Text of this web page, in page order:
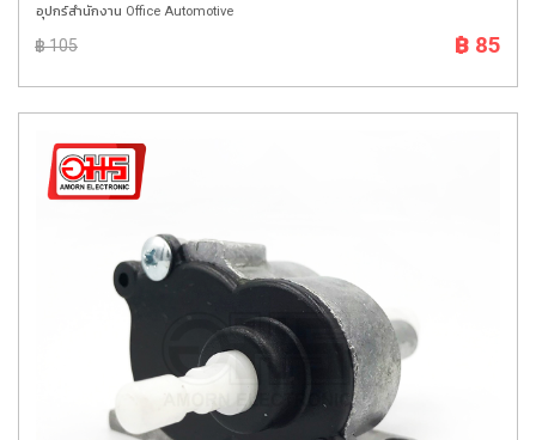
อุปกร์สำนักงาน Office Automotive
฿ 105 ฿ 85